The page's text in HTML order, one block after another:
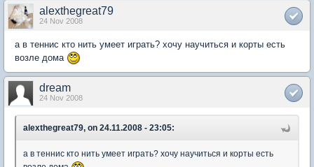
alexthegreat79
24 Nov 2008
а в теннис кто нить умеет играть? хочу научиться и корты есть
возле дома
dream
24 Nov 2008
alexthegreat79, on 24.11.2008 - 23:05:
а в теннис кто нить умеет играть? хочу научиться и корты есть